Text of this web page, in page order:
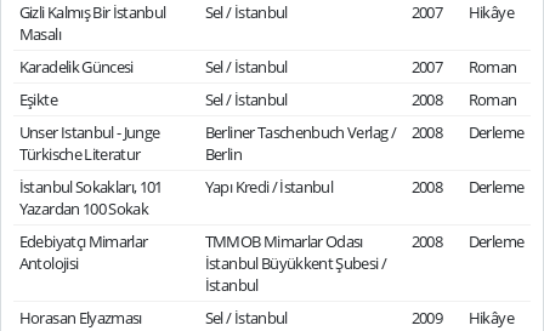
Gizli Kalmış Bir İstanbul
Masalı
Sel / İstanbul 2007 Hikâye
Karadelik Güncesi Sel / İstanbul 2007
Roman
Eşikte
Sel / İstanbul 2008
Roman
Unser Istanbul - Junge
Türkische Literatur
Berliner Taschenbuch Verlag /
Berlin
2008 Derleme
İstanbul Sokakları, 101
Yazardan 100 Sokak
Yapı Kredi / İstanbul 2008 Derleme
Edebiyatçı Mimarlar
Antolojisi
TMMOB Mimarlar Odası
İstanbul Büyükkent Şubesi /
İstanbul
2008 Derleme
Horasan Elyazması Sel / İstanbul 2009
Hikâye